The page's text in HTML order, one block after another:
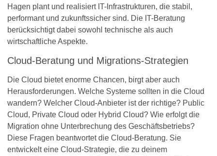
Hagen plant und realisiert IT-Infrastrukturen, die stabil,
performant und zukunftssicher sind. Die IT-Beratung
berücksichtigt dabei sowohl technische als auch
wirtschaftliche Aspekte.
Cloud-Beratung und Migrations-Strategien
Die Cloud bietet enorme Chancen, birgt aber auch
Herausforderungen. Welche Systeme sollten in die Cloud
wandern? Welcher Cloud-Anbieter ist der richtige? Public
Cloud, Private Cloud oder Hybrid Cloud? Wie erfolgt die
Migration ohne Unterbrechung des Geschäftsbetriebs?
Diese Fragen beantwortet die Cloud-Beratung. Sie
entwickelt eine Cloud-Strategie, die zu deinem